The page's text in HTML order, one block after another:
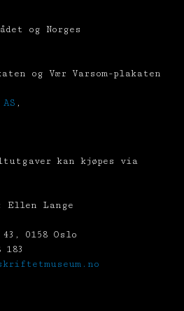
og Norges
og Vær Varsom-plakaten
,
kan kjøpes via
Ellen Lange
0158 Oslo